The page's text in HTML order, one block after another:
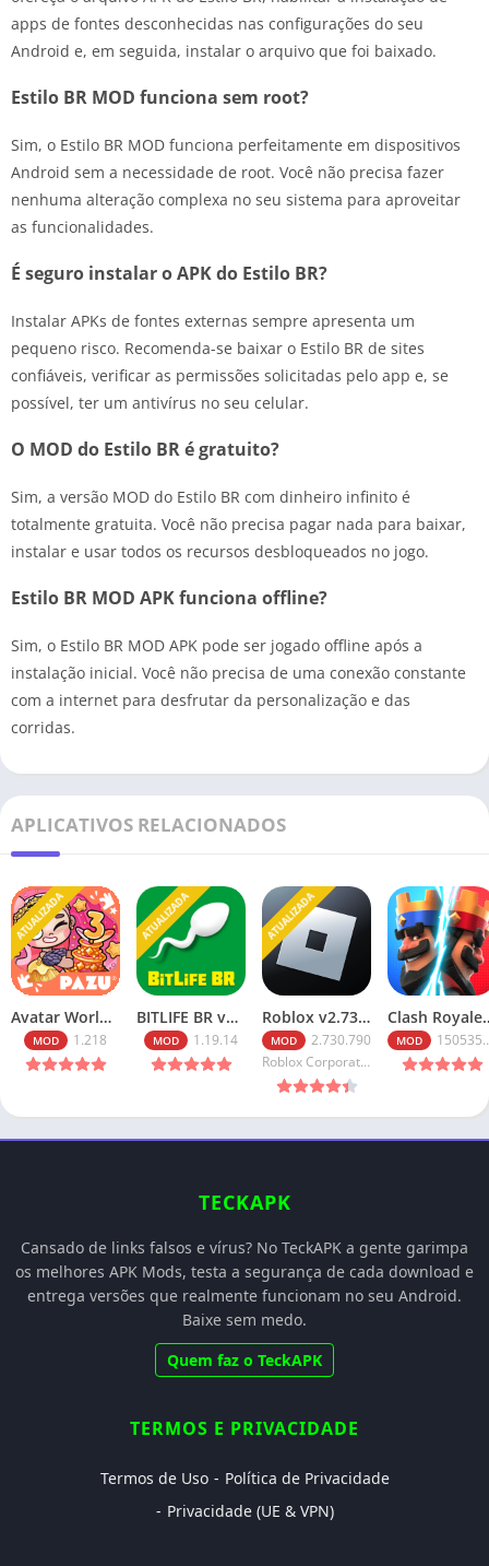
apps de fontes desconhecidas nas configurações do seu
Android e, em seguida, instalar o arquivo que foi baixado.
Estilo BR MOD funciona sem root?
Sim, o Estilo BR MOD funciona perfeitamente em dispositivos
Android sem a necessidade de root. Você não precisa fazer
nenhuma alteração complexa no seu sistema para aproveitar
as funcionalidades.
É seguro instalar o APK do Estilo BR?
Instalar APKs de fontes externas sempre apresenta um
pequeno risco. Recomenda-se baixar o Estilo BR de sites
confiáveis, verificar as permissões solicitadas pelo app e, se
possível, ter um antivírus no seu celular.
O MOD do Estilo BR é gratuito?
Sim, a versão MOD do Estilo BR com dinheiro infinito é
totalmente gratuita. Você não precisa pagar nada para baixar,
instalar e usar todos os recursos desbloqueados no jogo.
Estilo BR MOD APK funciona offline?
Sim, o Estilo BR MOD APK pode ser jogado offline após a
instalação inicial. Você não precisa de uma conexão constante
com a internet para desfrutar da personalização e das
corridas.
APLICATIVOS RELACIONADOS
ATUALIZADA
Avatar World v1.218 Tudo Desbloqueado 2026
MOD 1.218
ATUALIZADA
BITLIFE BR v1.19.14 MOD APK PREMIUM MEDIAFIRE 2026
MOD 1.19.14
ATUALIZADA
Roblox v2.730.790 Robux Infinitos (2026): Baixe o Mod Menu
MOD
2.730.790
Roblox Corporation
Clash Royale
MOD 150535020
TECKAPK
Cansado de links falsos e vírus? No TeckAPK a gente garimpa
os melhores APK Mods, testa a segurança de cada download e
entrega versões que realmente funcionam no seu Android.
Baixe sem medo.
Quem faz o TeckAPK
TERMOS E PRIVACIDADE
Termos de Uso
Política de Privacidade
Privacidade (UE & VPN)